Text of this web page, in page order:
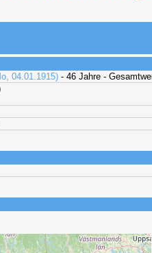
04.01.1915)- 46 Jahre -